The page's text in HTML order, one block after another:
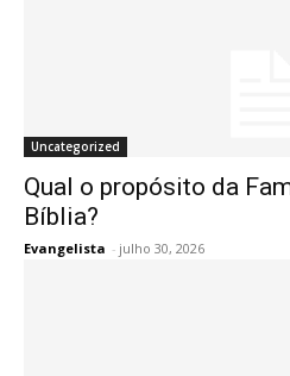
Uncategorized
Qual o propósito da
Bíblia?
Evangelista - julho 30, 2026